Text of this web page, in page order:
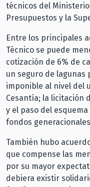
técnicos del
Presupuestos y la
Entre los principales
Técnico se puede
cotización de 6% de
un seguro de lagunas
imponible al nivel del
Cesantía; la licitación
y el paso del
fondos
También hubo
que compense las
por su mayor
debiera existir